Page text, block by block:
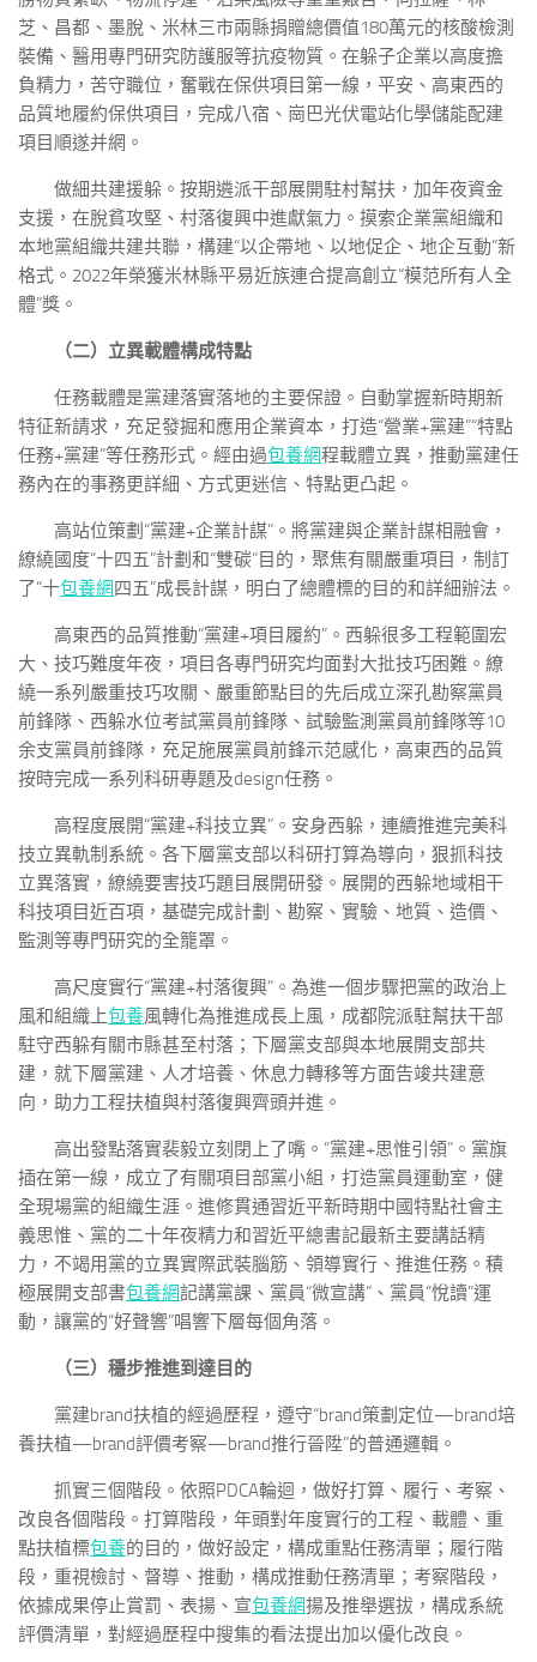
芝、昌都、墨脫、米林三市兩縣捐贈總價值180萬元的核酸檢測
裝備、醫用專門研究防護服等抗疫物質。在躲子企業以高度擔
負精力，苦守職位，奮戰在保供項目第一線，平安、高東西的
品質地履約保供項目，完成八宿、崗巴光伏電站化學儲能配建
項目順遂并網。
做細共建援躲。按期遴派干部展開駐村幫扶，加年夜資金
支援，在脫貧攻堅、村落復興中進獻氣力。摸索企業黨組織和
本地黨組織共建共聯，構建“以企帶地、以地促企、地企互動”新
格式。2022年榮獲米林縣平易近族連合提高創立“模范所有人全
體”獎。
（二）立異載體構成特點
任務載體是黨建落實落地的主要保證。自動掌握新時期新
特征新請求，充足發掘和應用企業資本，打造“營業+黨建”“特點
任務+黨建”等任務形式。經由過包養網程載體立異，推動黨建任
務內在的事務更詳細、方式更迷信、特點更凸起。
高站位策劃“黨建+企業計謀”。將黨建與企業計謀相融會，
繚繞國度“十四五”計劃和“雙碳”目的，聚焦有關嚴重項目，制訂
了“十包養網四五”成長計謀，明白了總體標的目的和詳細辦法。
高東西的品質推動“黨建+項目履約”。西躲很多工程範圍宏
大、技巧難度年夜，項目各專門研究均面對大批技巧困難。繚
繞一系列嚴重技巧攻關、嚴重節點目的先后成立深孔勘察黨員
前鋒隊、西躲水位考試黨員前鋒隊、試驗監測黨員前鋒隊等10
余支黨員前鋒隊，充足施展黨員前鋒示范感化，高東西的品質
按時完成一系列科研專題及design任務。
高程度展開“黨建+科技立異”。安身西躲，連續推進完美科
技立異軌制系統。各下層黨支部以科研打算為導向，狠抓科技
立異落實，繚繞要害技巧題目展開研發。展開的西躲地域相干
科技項目近百項，基礎完成計劃、勘察、實驗、地質、造價、
監測等專門研究的全籠罩。
高尺度實行“黨建+村落復興”。為進一個步驟把黨的政治上
風和組織上包養風轉化為推進成長上風，成都院派駐幫扶干部
駐守西躲有關市縣甚至村落；下層黨支部與本地展開支部共
建，就下層黨建、人才培養、休息力轉移等方面告竣共建意
向，助力工程扶植與村落復興齊頭并進。
高出發點落實裴毅立刻閉上了嘴。“黨建+思惟引領”。黨旗
插在第一線，成立了有關項目部黨小組，打造黨員運動室，健
全現場黨的組織生涯。進修貫通習近平新時期中國特點社會主
義思惟、黨的二十年夜精力和習近平總書記最新主要講話精
力，不竭用黨的立異實際武裝腦筋、領導實行、推進任務。積
極展開支部書包養網記講黨課、黨員“微宣講”、黨員“悅讀”運
動，讓黨的“好聲響”唱響下層每個角落。
（三）穩步推進到達目的
黨建brand扶植的經過歷程，遵守“brand策劃定位—brand培
養扶植—brand評價考察—brand推行晉陞”的普通邏輯。
抓實三個階段。依照PDCA輪迴，做好打算、履行、考察、
改良各個階段。打算階段，年頭對年度實行的工程、載體、重
點扶植標包養的目的，做好設定，構成重點任務清單；履行階
段，重視檢討、督導、推動，構成推動任務清單；考察階段，
依據成果停止賞罰、表揚、宣包養網揚及推舉選拔，構成系統
評價清單，對經過歷程中搜集的看法提出加以優化改良。